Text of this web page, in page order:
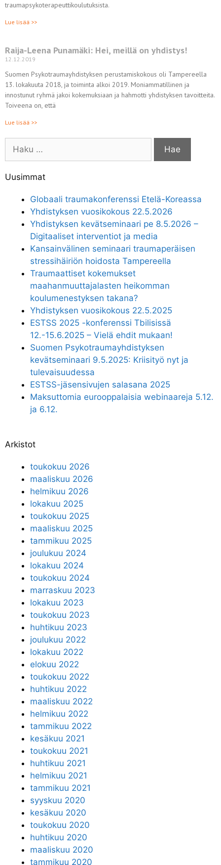
traumapsykoterapeuttikoulutuksista.
Lue lisää >>
Raija-Leena Punamäki: Hei, meillä on yhdistys!
12.12.2019
Suomen Psykotraumayhdistyksen perustamiskokous oli Tampereella
13. lokakuuta 2018, ja toiminta alkoi 2019. Moniammatillinen ja
innostunut ryhmä jakoi kokemuksiaan ja hahmotti yhdistyksen tavoitteita.
Toiveena on, että
Lue lisää >>
Uusimmat
Globaali traumakonferenssi Etelä-Koreassa
Yhdistyksen vuosikokous 22.5.2026
Yhdistyksen kevätseminaari pe 8.5.2026 –
Digitaaliset interventiot ja media
Kansainvälinen seminaari traumaperäisen
stressihäiriön hoidosta Tampereella
Traumaattiset kokemukset
maahanmuuttajalasten heikomman
koulumenestyksen takana?
Yhdistyksen vuosikokous 22.5.2025
ESTSS 2025 -konferenssi Tbilisissä
12.-15.6.2025 – Vielä ehdit mukaan!
Suomen Psykotraumayhdistyksen
kevätseminaari 9.5.2025: Kriisityö nyt ja
tulevaisuudessa
ESTSS-jäsensivujen salasana 2025
Maksuttomia eurooppalaisia webinaareja 5.12.
ja 6.12.
Arkistot
toukokuu 2026
maaliskuu 2026
helmikuu 2026
lokakuu 2025
toukokuu 2025
maaliskuu 2025
tammikuu 2025
joulukuu 2024
lokakuu 2024
toukokuu 2024
marraskuu 2023
lokakuu 2023
toukokuu 2023
huhtikuu 2023
joulukuu 2022
lokakuu 2022
elokuu 2022
toukokuu 2022
huhtikuu 2022
maaliskuu 2022
helmikuu 2022
tammikuu 2022
kesäkuu 2021
toukokuu 2021
huhtikuu 2021
helmikuu 2021
tammikuu 2021
syyskuu 2020
kesäkuu 2020
toukokuu 2020
huhtikuu 2020
maaliskuu 2020
tammikuu 2020